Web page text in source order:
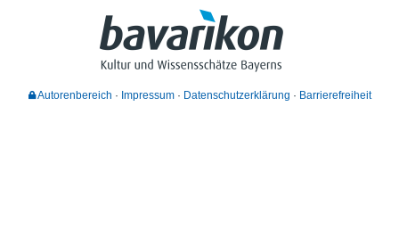
Autorenbereich Impressum Datenschutzerklärung Barrierefreiheit